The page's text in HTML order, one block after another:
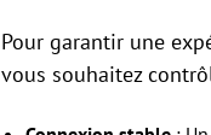
Pour garantir une
vous souhaitez